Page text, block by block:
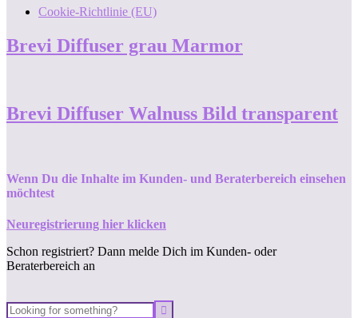
Cookie-Richtlinie (EU)
Brevi Diffuser grau Marmor
Brevi Diffuser Walnuss Bild transparent
Wenn Du die Inhalte im Kunden- und Beraterbereich einsehen
möchtest
Neuregistrierung hier klicken
Schon registriert? Dann melde Dich im Kunden- oder
Beraterbereich an